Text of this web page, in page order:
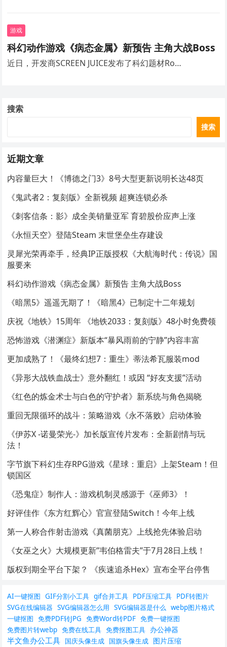
游戏
科幻动作游戏《病态金属》新预告 主角大战Boss
近日，开发商SCREEN JUICE发布了科幻题材Ro…
搜索
搜索
近期文章
内容量巨大！《博德之门3》8号大型更新说明长达48页
《鬼武者2：复刻版》全新视频 超爽连锁必杀
《刺客信条：影》成全美销量亚军 育碧股价应声上涨
《永恒天空》登陆Steam 末世堡垒生存建设
灵犀光荣再牵手，经典IP正版授权《大航海时代：传说》国
服要来
科幻动作游戏《病态金属》新预告 主角大战Boss
《暗黑5》遥遥无期了！《暗黑4》已制定十二年规划
庆祝《地铁》15周年 《地铁2033：复刻版》48小时免费领
恐怖游戏《潜渊症》新版本“暴风雨前的宁静”内容丰富
更加成熟了！《最终幻想7：重生》蒂法希瓦服装mod
《异形大战铁血战士》意外翻红！或因 “好友支援”活动
《红色的炼金术士与白色的守护者》新系统与角色揭晓
重回无限循环的战斗：策略游戏《永不落败》启动体验
《伊苏X -诺曼荣光-》加长版宣传片发布：全新剧情与玩
法！
字节旗下科幻生存RPG游戏《星球：重启》上架Steam！但
锁国区
《恐鬼症》制作人：游戏机制灵感源于《巫师3》！
好评佳作《东方红辉心》官宣登陆Switch！今年上线
第一人称合作射击游戏《真菌朋克》上线抢先体验启动
《女巫之火》大规模更新”韦伯格雷夫”于7月28日上线！
版权到期全平台下架？ 《疾速追杀Hex》宣布全平台停售
AI一键抠图 GIF分割小工具 gif合并工具 PDF压缩工具 PDF转图片
SVG在线编辑器 SVG编辑器怎么用 SVG编辑器是什么 webp图片格式
一键抠图 免费PDF转JPG 免费Word转PDF 免费一键抠图
免费图片转webp 免费在线工具 免费抠图工具 办公神器
半文鱼办公工具 国庆头像生成 国旗头像生成 图片压缩